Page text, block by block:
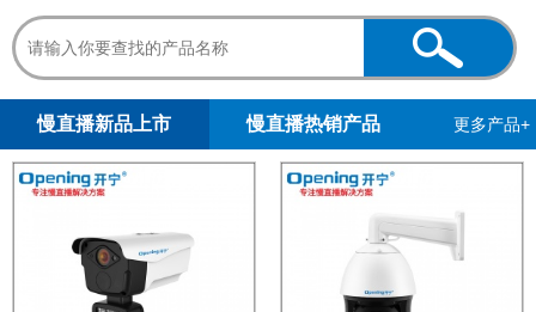
慢直播新品上市 慢直播热销产品 更多产品+